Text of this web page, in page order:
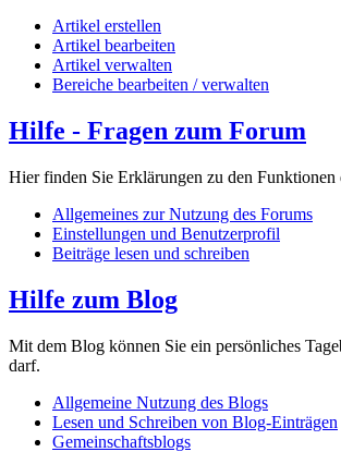
Artikel erstellen
Artikel bearbeiten
Artikel verwalten
Bereiche bearbeiten / verwalten
Hilfe - Fragen zum Forum
Hier finden Sie Erklärungen zu den
Allgemeines zur Nutzung des Forums
Einstellungen und Benutzerprofil
Beiträge lesen und schreiben
Hilfe zum Blog
Mit dem Blog können Sie ein persönliches
darf.
Allgemeine Nutzung des Blogs
Lesen und Schreiben von Blog-Einträgen
Gemeinschaftsblogs